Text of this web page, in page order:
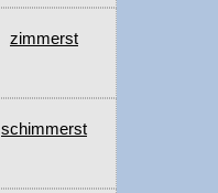
zimmerst
schimmerst